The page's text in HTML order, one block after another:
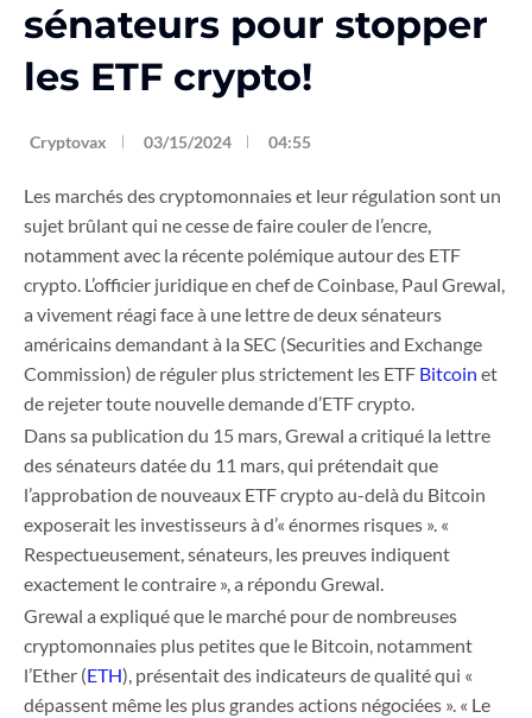
sénateurs pour stopper
les ETF crypto!
Cryptovax 03/15/2024 04:55
Les marchés des cryptomonnaies et leur régulation sont un
sujet brûlant qui ne cesse de faire couler de l’encre,
notamment avec la récente polémique autour des ETF
crypto. L’officier juridique en chef de Coinbase, Paul Grewal,
a vivement réagi face à une lettre de deux sénateurs
américains demandant à la SEC (Securities and Exchange
Commission) de réguler plus strictement les ETF Bitcoin et
de rejeter toute nouvelle demande d’ETF crypto.
Dans sa publication du 15 mars, Grewal a critiqué la lettre
des sénateurs datée du 11 mars, qui prétendait que
l’approbation de nouveaux ETF crypto au-delà du Bitcoin
exposerait les investisseurs à d’« énormes risques ». «
Respectueusement, sénateurs, les preuves indiquent
exactement le contraire », a répondu Grewal.
Grewal a expliqué que le marché pour de nombreuses
cryptomonnaies plus petites que le Bitcoin, notamment
l’Ether (ETH), présentait des indicateurs de qualité qui «
dépassent même les plus grandes actions négociées ». « Le